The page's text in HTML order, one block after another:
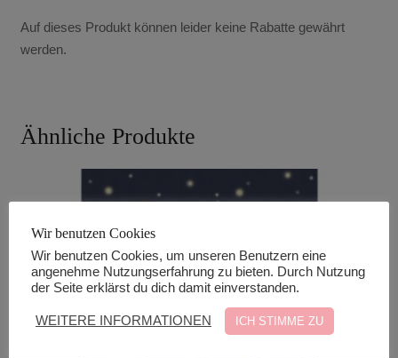
Auf dieses Produkt können leider keine Rabatte gewährt
werden.
Ähnliche Produkte
Wir benutzen Cookies
Wir benutzen Cookies, um unseren Benutzern eine
angenehme Nutzungserfahrung zu bieten. Durch Nutzung
der Seite erklärst du dich damit einverstanden.
WEITERE INFORMATIONEN ICH STIMME ZU